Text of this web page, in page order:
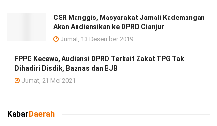
CSR Manggis, Masyarakat Jamali Kademangan
Akan Audiensikan ke DPRD Cianjur
Jumat, 13 Desember 2019
FPPG Kecewa, Audiensi DPRD Terkait Zakat TPG Tak
Dihadiri Disdik, Baznas dan BJB
Jumat, 21 Mei 2021
KabarDaerah